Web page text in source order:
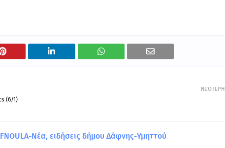
ΝΕΌΤΕΡΗ
(6/1)
Νέα, ειδήσεις δήμου Δάφνης-Υμηττού